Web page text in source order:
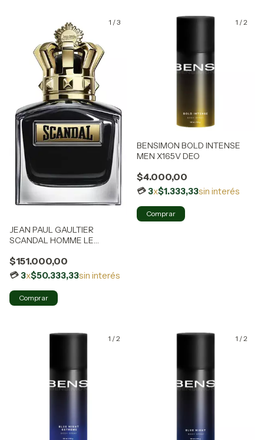
1 /3
JEAN PAUL GAULTIER
SCANDAL HOMME LE
$151.000,00
3x$50.333,33sin interés
1 /2
BENSIMON BOLD INTENSE
MEN X165V DEO
$4.000,00
3x$1.333,33sin interés
1 /2 1 /2